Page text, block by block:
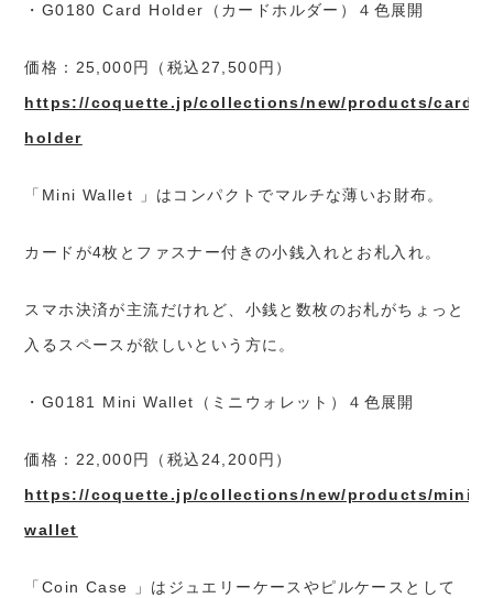
・G0180 Card Holder（カードホルダー）４色展開
価格：25,000円（税込27,500円）
https://coquette.jp/collections/new/products/card-
holder
「Mini Wallet 」はコンパクトでマルチな薄いお財布。
カードが4枚とファスナー付きの小銭入れとお札入れ。
スマホ決済が主流だけれど、小銭と数枚のお札がちょっと
入るスペースが欲しいという方に。
・G0181 Mini Wallet（ミニウォレット）４色展開
価格：22,000円（税込24,200円）
https://coquette.jp/collections/new/products/mini-
wallet
「Coin Case 」はジュエリーケースやピルケースとして